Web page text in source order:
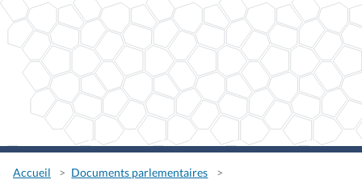
Accueil
Documents parlementaires